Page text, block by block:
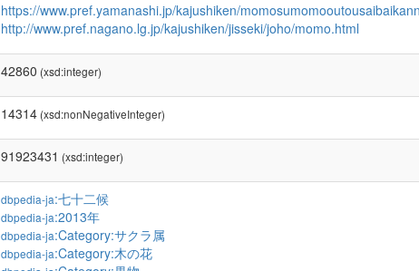
https://www.pref.yamanashi.jp/kajushiken/
http://www.pref.nagano.lg.jp/kajushiken/jisseki/joho/momo.html
42860 (xsd:integer)
14314 (xsd:nonNegativeInteger)
91923431 (xsd:integer)
dbpedia-ja:七十二候
dbpedia-ja:2013年
dbpedia-ja:Category:サクラ属
dbpedia-ja:Category:木の花